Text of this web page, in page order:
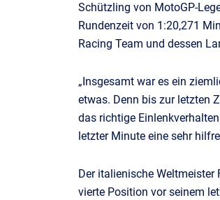
Schützling von MotoGP-
Rundenzeit von 1:20,271
Racing Team und dessen
„Insgesamt war es ein
etwas. Denn bis zur letzten
das richtige
letzter Minute eine sehr
Der italienische
vierte Position vor seinem